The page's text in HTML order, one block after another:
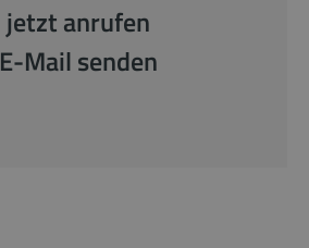
jetzt anrufen
E-Mail senden